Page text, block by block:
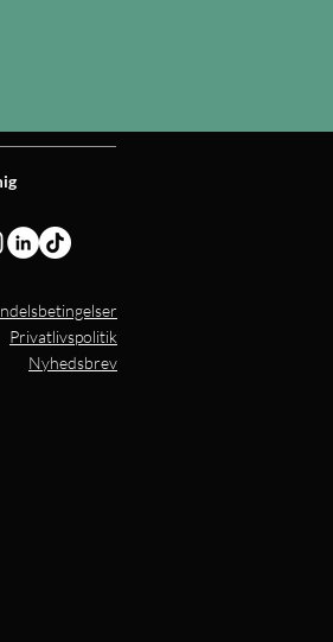
Privatlivspolitik
Nyhedsbrev